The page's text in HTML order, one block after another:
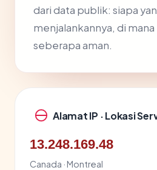
dari data publik: siapa
menjalankannya, di
seberapa aman.
Alamat IP · Lokasi
13.248.169.48
Canada · Montreal